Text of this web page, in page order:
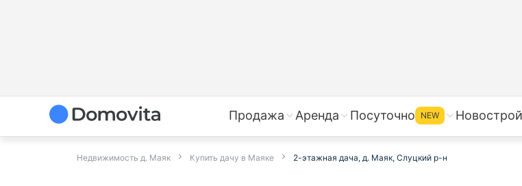
Продажа Аренда Посуточно NEW
Недвижимость д. Маяк Купить дачу в Маяке 2-этажная дача, д. Маяк, Слуцкий р-н